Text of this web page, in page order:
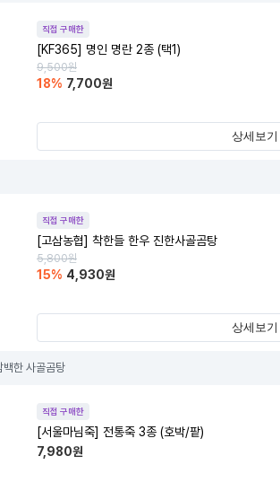
직접 구매한
[KF365] 명인 명란 2종 (택1)
9,500원
18% 7,700원
상세보기
직접 구매한
[고삼농협] 착한들 한우 진한사골곰탕
5,800원
15% 4,930원
상세보기
백한 사골곰탕
직접 구매한
[서울마님죽] 전통죽 3종 (호박/팥)
7,980원